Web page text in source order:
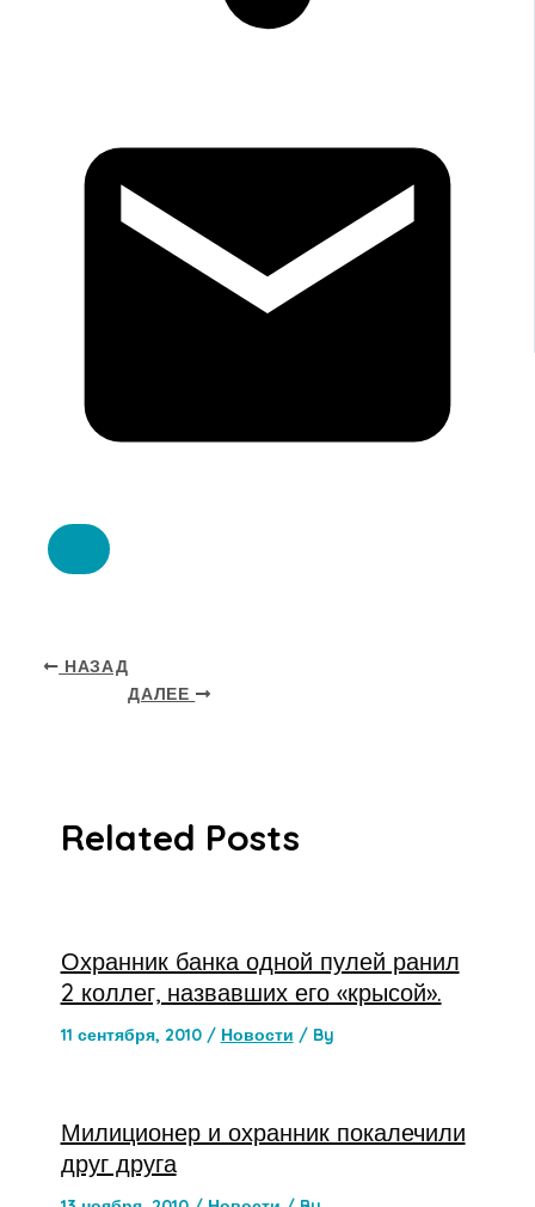
НАЗАД
ДАЛЕЕ
Related Posts
Охранник банка одной пулей ранил
2 коллег, назвавших его «крысой».
11 сентября, 2010 / Новости / By
Милиционер и охранник покалечили
друг друга